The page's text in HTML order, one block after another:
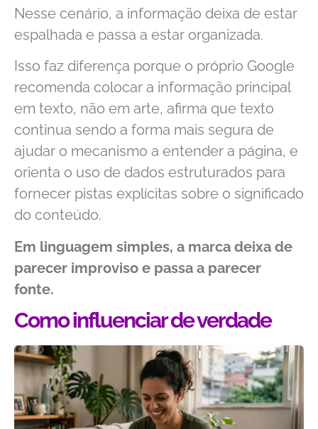
Nesse cenário, a informação deixa de estar
espalhada e passa a estar organizada.
Isso faz diferença porque o próprio Google
recomenda colocar a informação principal
em texto, não em arte, afirma que texto
continua sendo a forma mais segura de
ajudar o mecanismo a entender a página, e
orienta o uso de dados estruturados para
fornecer pistas explícitas sobre o significado
do conteúdo.
Em linguagem simples, a marca deixa de
parecer improviso e passa a parecer
fonte.
Como influenciar de verdade